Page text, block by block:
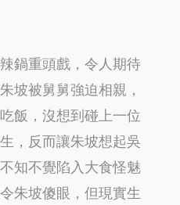
鍋重頭戲，令人期待
坡被舅舅強迫相親，
飯，沒想到碰上一位
，反而讓朱坡想起吳
知不覺陷入大食怪魅
朱坡傻眼，但現實生